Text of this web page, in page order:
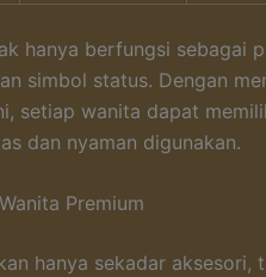
hanya berfungsi sebagai
simbol status. Dengan
setiap wanita dapat
dan nyaman digunakan.
Premium
hanya sekadar aksesori,